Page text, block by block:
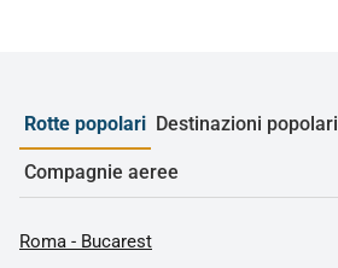
Rotte popolari Destinazioni popolari
Compagnie aeree
Roma - Bucarest